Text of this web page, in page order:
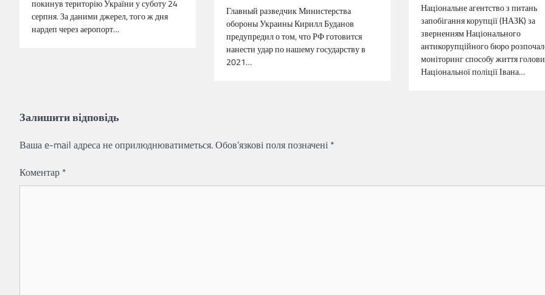
покинув територію України у суботу 24
серпня. За даними джерел, того ж дня
нардеп через аеропорт…
Главный разведчик Министерства
обороны Украины Кирилл Буданов
предупредил о том, что РФ готовится
нанести удар по нашему государству в
2021…
Національне агентство з питань
запобігання корупції (НАЗК) за
зверненням Національного
антикорупційного бюро
моніторинг способу життя голови
Національної поліції Івана…
Залишити відповідь
Ваша e-mail адреса не оприлюднюватиметься.Обов’язкові поля позначені *
Коментар *